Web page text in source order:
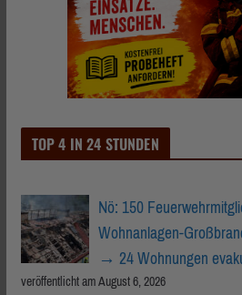
TOP 4 IN 24 STUNDEN
Nö: 150
Wohnanlagen-
→ 24 Wohnungen
veröffentlicht am August 6, 2026